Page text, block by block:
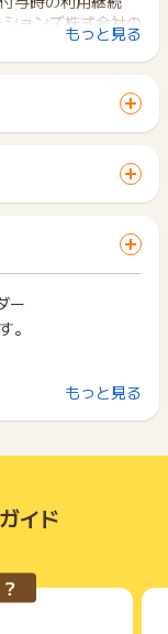
ョンズ株式会社の
得ポイントの取り
場合
場合
セル
タウンのサポート
て、広告主に直接
もっと見る
が完了するまでの
した場合はポイン
押した時とサービ
が異なる場合はポ
る場合は、毎回
イントGET 」ボ
外とみなし、「獲
ことがある場合
ただくことを推奨
上の申し込み方
からお申し込みく
送料抜き価格とな
10円単位の金額
てとなり、ポイ
払われた金額分
獲得の対象には含
、ポイントが無効
件、キャンペー
すが、ご利用さ
く、代理店が行
細を把握しており
ー
。
なサービスを提供
もっと見る
イド